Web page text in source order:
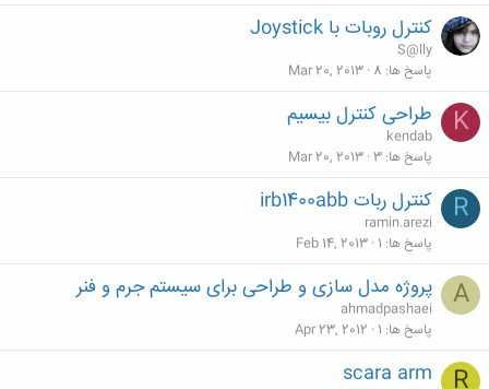
کنترل روبات با Joystick
S@lly
پاسخ ها 8
Mar 20, 2013
K طراحی کنترل بیسیم
kendab
پاسخ ها 3
Mar 20, 2013
R کنترل ربات irb1400abb
ramin.arezi
پاسخ ها 1
Feb 14, 2013
A پروژه مدل سازی و طراحی برای سیستم جرم و فنر
ahmadpashaei
پاسخ ها 1
Apr 23, 2012
scara arm